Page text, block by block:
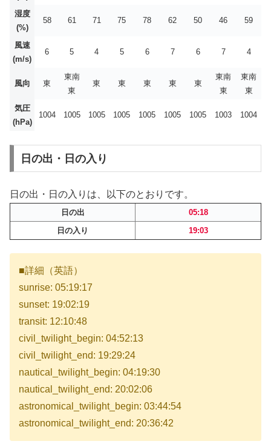
湿度
(%)
58 61 71 75 78 62 50 46 59
風速
(m/s)
6 5 4 5 6 7 6 7 4
風向 東
東南
東
東 東 東 東 東
東南
東
東南
東
気圧
(hPa)
1004 1005 1005 1005 1005 1005 1005 1003 1004
日の出・日の入り
日の出・日の入りは、以下のとおりです。
日の出
05:18
日の入り
19:03
■詳細（英語）
sunrise: 05:19:17
sunset: 19:02:19
transit: 12:10:48
civil_twilight_begin: 04:52:13
civil_twilight_end: 19:29:24
nautical_twilight_begin: 04:19:30
nautical_twilight_end: 20:02:06
astronomical_twilight_begin: 03:44:54
astronomical_twilight_end: 20:36:42